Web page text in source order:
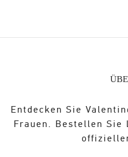
Entdecken Sie
Frauen. Bestellen Sie